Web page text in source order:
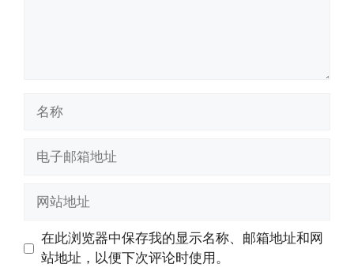
址
址
在此浏览器中保存我的显示名称、邮箱地址和网
站地址，以便下次评论时使用。